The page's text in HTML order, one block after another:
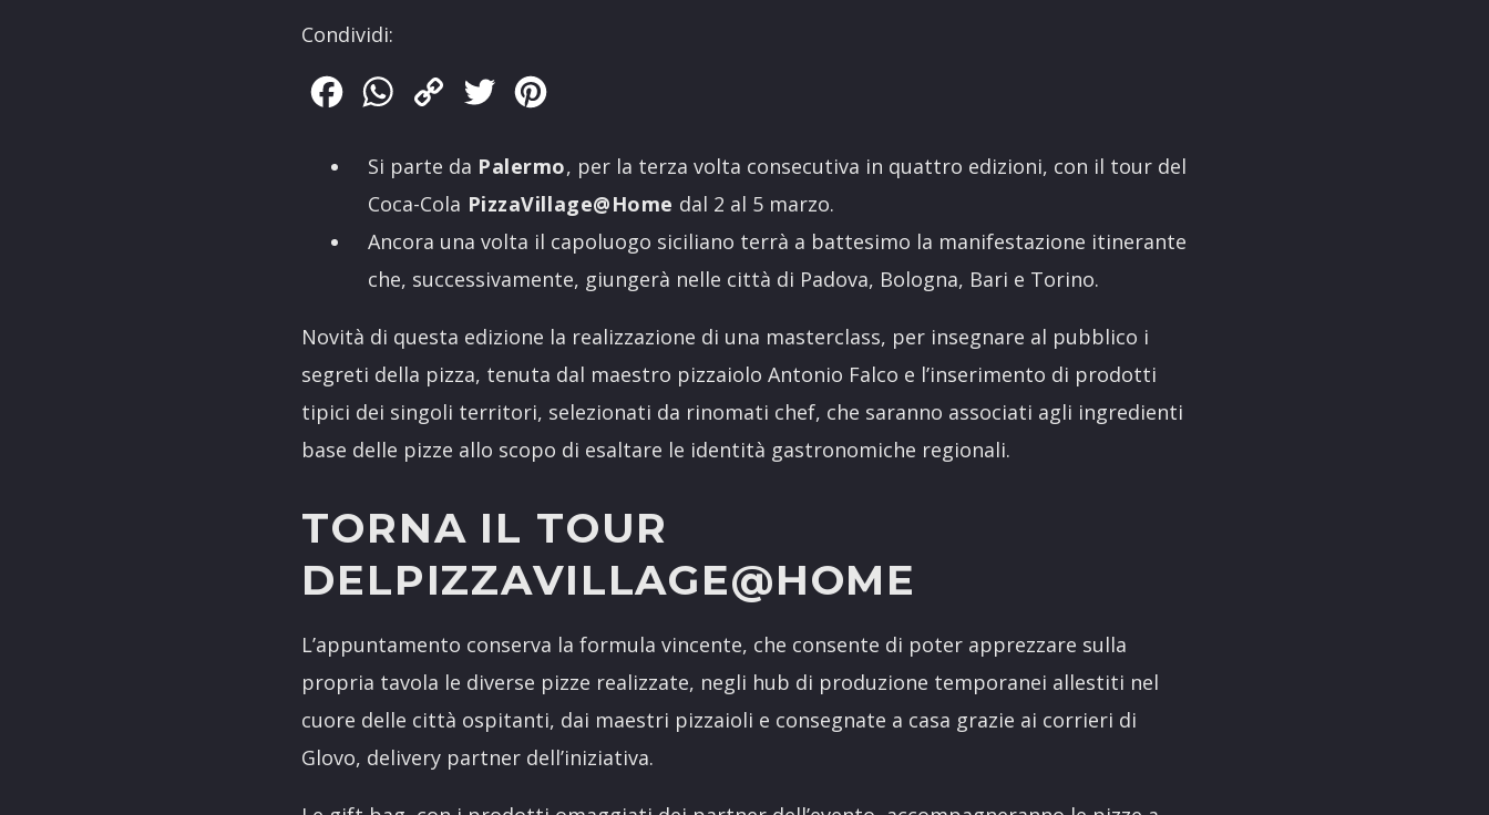
Condividi:
FacebookWhatsApp
Copy
Twitter
Si parte da Palermo, per la terza volta consecutiva in quattro edizioni, con il tour del
Coca-Cola PizzaVillage@Home dal 2 al 5 marzo.
Ancora una volta il capoluogo siciliano terrà a battesimo la manifestazione itinerante
che, successivamente, giungerà nelle città di Padova, Bologna, Bari e Torino.
Novità di questa edizione la realizzazione di una masterclass, per insegnare al pubblico i
segreti della pizza, tenuta dal maestro pizzaiolo Antonio Falco e l’inserimento di prodotti
tipici dei singoli territori, selezionati da rinomati chef, che saranno associati agli ingredienti
base delle pizze allo scopo di esaltare le identità gastronomiche regionali.
TORNA IL TOUR
DELPIZZAVILLAGE@HOME
L’appuntamento conserva la formula vincente, che consente di poter apprezzare sulla
propria tavola le diverse pizze realizzate, negli hub di produzione temporanei allestiti nel
cuore delle città ospitanti, dai maestri pizzaioli e consegnate a casa grazie ai corrieri di
Glovo, delivery partner dell’iniziativa.